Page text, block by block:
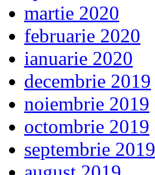
martie 2020
februarie 2020
ianuarie 2020
decembrie 2019
noiembrie 2019
octombrie 2019
septembrie 2019